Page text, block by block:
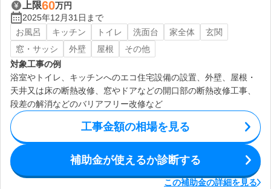
上限60万円
2025年12月31日まで
お風呂
キッチン トイレ 洗面台 家全体
玄関
窓・サッシ
外壁 屋根
その他
対象工事の例
浴室やトイレ、キッチンへのエコ住宅設備の設置、外壁、屋根・
天井又は床の断熱改修、窓やドアなどの開口部の断熱改修工事、
段差の解消などのバリアフリー改修など
工事金額の相場を見る
補助金が使えるか診断する
この補助金の詳細を見る